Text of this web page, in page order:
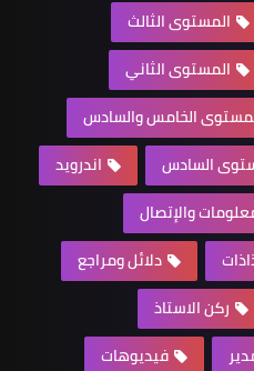
المستوى الثالث
المستوى الثاني
الخامس والسادس
السادس
اندرويد
والإتصال
دلائل ومراجع
ركن الاستاذ
فيديوهات